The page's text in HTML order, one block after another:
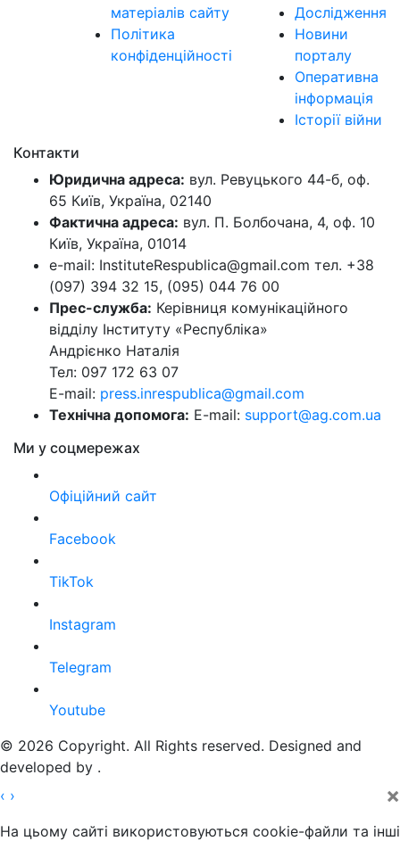
матеріалів сайту
Політика
конфіденційності
Дослідження
Новини
порталу
Оперативна
інформація
Історії війни
Контакти
Юридична адреса: вул. Ревуцького 44-б, оф.
65 Київ, Україна, 02140
Фактична адреса: вул. П. Болбочана, 4, оф. 10
Київ, Україна, 01014
e-mail: InstituteRespublica@gmail.com тел. +38
(097) 394 32 15, (095) 044 76 00
Прес-служба: Керівниця комунікаційного
відділу Інституту «Республіка»
Андрієнко Наталія
Тел: 097 172 63 07
E-mail: press.inrespublica@gmail.com
Технічна допомога: E-mail: support@ag.com.ua
Ми у соцмережах
Офіційний сайт
Facebook
TikTok
Instagram
Telegram
Youtube
© 2026 Copyright. All Rights reserved. Designed and
developed by .
‹ › ×
На цьому сайті використовуються cookie-файли та інші